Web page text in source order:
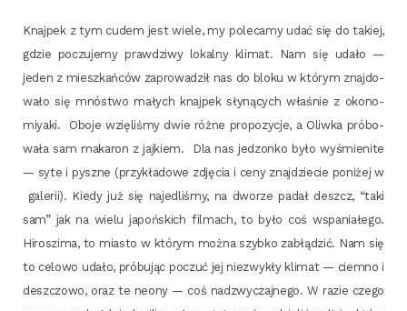
Knaj­pek z tym cudem jest wie­le, my pole­ca­my udać się do takiej,
gdzie poczu­je­my praw­dzi­wy lokal­ny kli­mat. Nam się uda­ło —
jeden z miesz­kań­ców zapro­wa­dził nas do blo­ku w któ­rym znaj­do­
wa­ło się mnó­stwo małych knaj­pek sły­ną­cych wła­śnie z oko­no­
miy­aki. Obo­je wzię­li­śmy dwie róż­ne pro­po­zy­cje, a Oliw­ka pró­bo­
wa­ła sam maka­ron z jaj­kiem. Dla nas jedzon­ko było wyśmie­ni­te
— syte i pysz­ne (przy­kła­do­we zdję­cia i ceny znaj­dzie­cie poni­żej w
gale­rii). Kie­dy już się naje­dli­śmy, na dwo­rze padał deszcz, “taki
sam” jak na wie­lu japoń­skich fil­mach, to było coś wspa­nia­łe­go.
Hiro­szi­ma, to mia­sto w któ­rym moż­na szyb­ko zabłą­dzić. Nam się
to celo­wo uda­ło, pró­bu­jąc poczuć jej nie­zwy­kły kli­mat — ciem­no i
desz­czo­wo, oraz te neo­ny — coś nad­zwy­czaj­ne­go. W razie cze­go